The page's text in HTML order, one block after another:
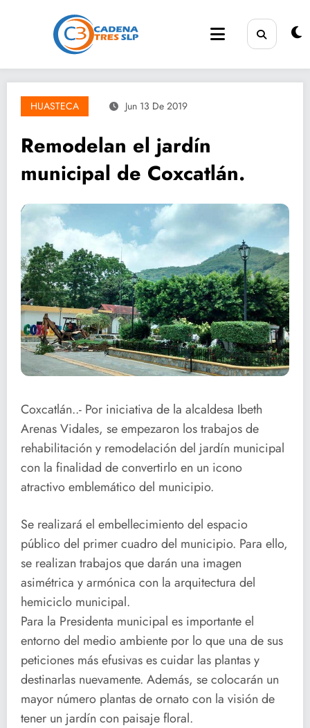
HUASTECA Jun 13 De 2019
Remodelan el jardín
municipal de Coxcatlán.
Coxcatlán..- Por iniciativa de la alcaldesa Ibeth
Arenas Vidales, se empezaron los trabajos de
rehabilitación y remodelación del jardín municipal
con la finalidad de convertirlo en un icono
atractivo emblemático del municipio.
Se realizará el embellecimiento del espacio
público del primer cuadro del municipio. Para ello,
se realizan trabajos que darán una imagen
asimétrica y armónica con la arquitectura del
hemiciclo municipal.
Para la Presidenta municipal es importante el
entorno del medio ambiente por lo que una de sus
peticiones más efusivas es cuidar las plantas y
destinarlas nuevamente. Además, se colocarán un
mayor número plantas de ornato con la visión de
tener un jardín con paisaje floral.